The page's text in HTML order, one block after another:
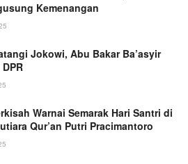
Kemenangan
Jokowi, Abu Bakar Ba’asyir
Warnai Semarak Hari Santri di
Qur’an Putri Pracimantoro